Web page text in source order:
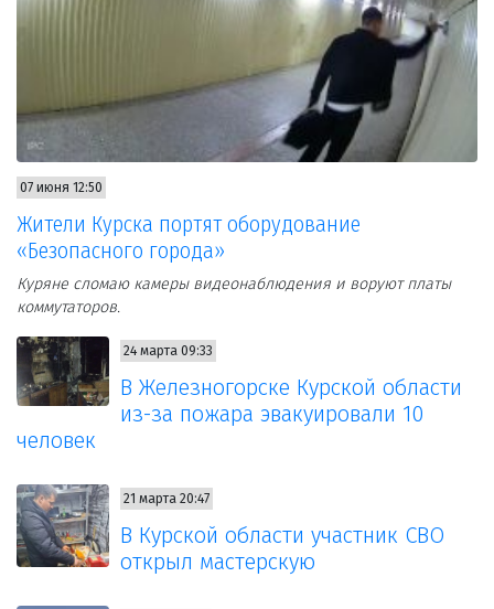
07 июня 12:50
Жители Курска портят оборудование
«Безопасного города»
Куряне сломаю камеры видеонаблюдения и воруют платы
коммутаторов.
24 марта 09:33
В Железногорске Курской области
из-за пожара эвакуировали 10
человек
21 марта 20:47
В Курской области участник СВО
открыл мастерскую